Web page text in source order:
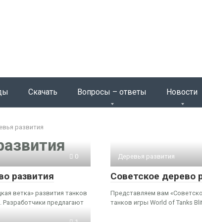
Скачать Вопросы – ответы Новости
развития
0
развития
ветка» развития танков
Разработчики предлагают
Деревья развития
Cоветское дерево
Представляем вам
танков игры World of Tanks